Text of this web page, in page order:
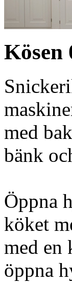
Kösen
med
bänk
Öppna
köket
med en
öppna